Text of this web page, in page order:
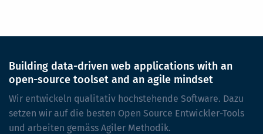
Building data-driven web applications with an
open-source toolset and an agile mindset
Wir entwickeln qualitativ hochstehende Software. Dazu
setzen wir auf die besten Open Source Entwickler-Tools
und arbeiten gemäss Agiler Methodik.